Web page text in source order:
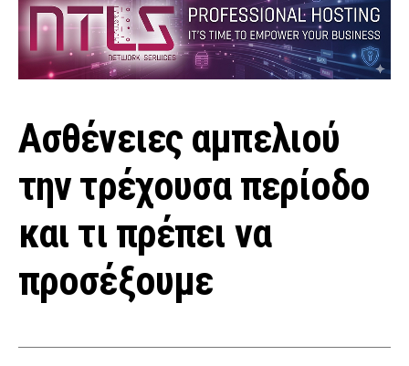
Ασθένειες αμπελιού
την τρέχουσα περίοδο
και τι πρέπει να
προσέξουμε